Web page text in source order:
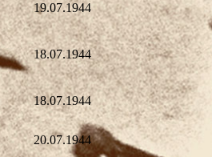
19.07.1944
18.07.1944
18.07.1944
20.07.1944